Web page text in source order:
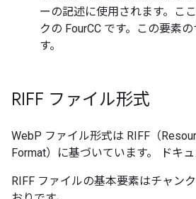
ーの記述に使用されます。こ
クの FourCC です。この要素
す。
RIFF ファイル形式
WebP ファイル形式は RIFF（
Format）に基づいています。 ドキ
RIFF ファイルの基本要素はチャンク